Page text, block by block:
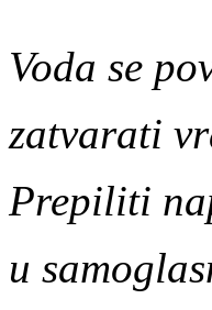
Voda se
zatvarati
Prepiliti
u